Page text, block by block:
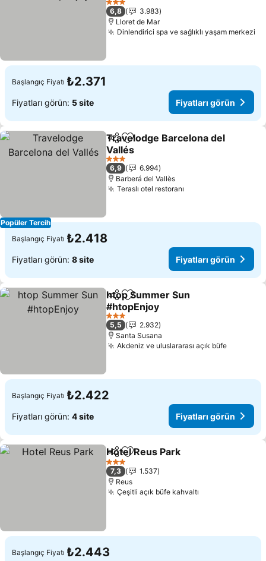
Fiyatları görün
3 Yıldız
6,8
3.983
Lloret de Mar
Dinlendirici spa ve sağlıklı yaşam merkezi
Başlangıç Fiyatı ₺2.371
Fiyatları görün: 5 site Fiyatları görün
Popüler Tercih
PaylaşFavorilerime ekle
Travelodge Barcelona del
Vallés
Fiyatları görün
3 Yıldız
6,9
6.994
Barberá del Vallès
Teraslı otel restoranı
Başlangıç Fiyatı ₺2.418
Fiyatları görün: 8 site Fiyatları görün
PaylaşFavorilerime ekle
htop Summer Sun
#htopEnjoy
Fiyatları görün
3 Yıldız
5,5
2.932
Santa Susana
Akdeniz ve uluslararası açık büfe
Başlangıç Fiyatı ₺2.422
Fiyatları görün: 4 site Fiyatları görün
PaylaşFavorilerime ekle
Hotel Reus Park
3 Yıldız
7,3
1.537
Reus
Çeşitli açık büfe kahvaltı
Başlangıç Fiyatı ₺2.443